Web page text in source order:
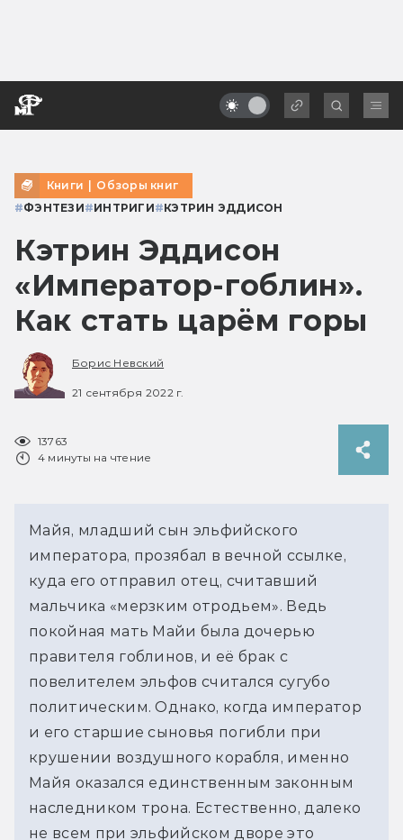
Книги | Обзоры книг
#ФЭНТЕЗИ#ИНТРИГИ#КЭТРИН ЭДДИСОН
Кэтрин Эддисон
«Император-гоблин».
Как стать царём горы
Борис Невский
21 сентября 2022 г.
13763
4 минуты на чтение
Майя, младший сын эльфийского
императора, прозябал в вечной ссылке,
куда его отправил отец, считавший
мальчика «мерзким отродьем». Ведь
покойная мать Майи была дочерью
правителя гоблинов, и её брак с
повелителем эльфов считался сугубо
политическим. Однако, когда император
и его старшие сыновья погибли при
крушении воздушного корабля, именно
Майя оказался единственным законным
наследником трона. Естественно, далеко
не всем при эльфийском дворе это